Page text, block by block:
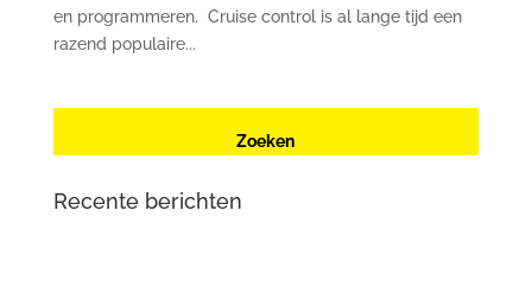
en programmeren. Cruise control is al lange tijd een
razend populaire...
Recente berichten